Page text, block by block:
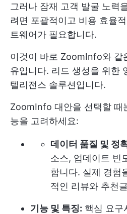
그러나 잠재 고객 발굴 노력
려면 포괄적이고 비용 효율
트웨어가 필요합니다.
이것이 바로 ZoomInfo와 같
유입니다. 리드 생성을 위한
텔리전스 솔루션입니다.
ZoomInfo 대안을 선택할 때
능을 고려하세요:
데이터 품질 및 정
소스, 업데이트 빈
합니다. 실제 경험
적인 리뷰와 추천
기능 및 특징: 핵심 요구